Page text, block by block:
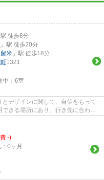
駅 徒歩8分
」駅 徒歩20分
米 」駅 徒歩18分
1321
： 6室
デザインに関して、自信をもって
きる場所にあり、行き先に合わせ
-)
0ヶ月